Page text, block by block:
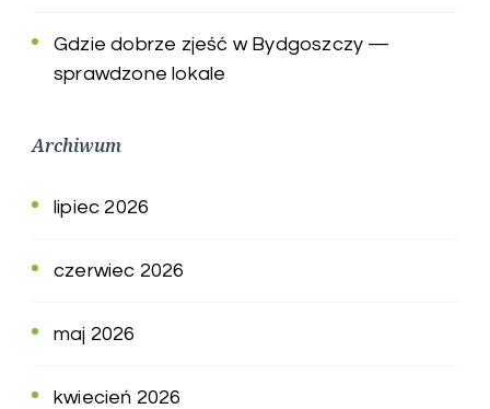
Gdzie dobrze zjeść w Bydgoszczy —
sprawdzone lokale
Archiwum
lipiec 2026
czerwiec 2026
maj 2026
kwiecień 2026